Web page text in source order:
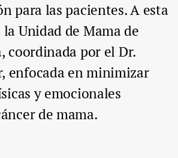
para las pacientes. A esta
Unidad de Mama de
coordinada por el Dr.
enfocada en minimizar
y emocionales
de mama.